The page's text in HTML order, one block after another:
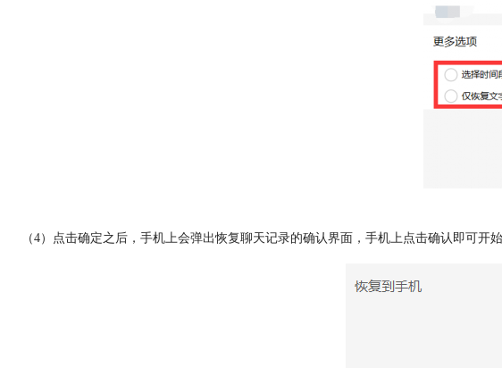
（4）点击确定之后，手机上会弹出恢复聊天记录的确认界面，手机上点击确认即可开始